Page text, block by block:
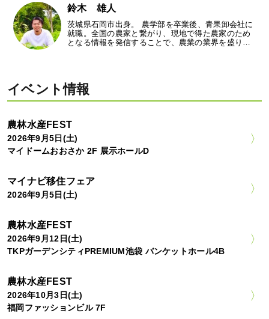
鈴木 雄人
茨城県石岡市出身。 農学部を卒業後、青果卸会社に
就職。全国の農家と繋がり、現地で得た農家のため
となる情報を発信することで、農業の業界を盛り…
イベント情報
農林水産FEST
2026年9月5日(土)
マイドームおおさか 2F 展示ホールD
マイナビ移住フェア
2026年9月5日(土)
農林水産FEST
2026年9月12日(土)
TKPガーデンシティPREMIUM池袋 バンケットホール4B
農林水産FEST
2026年10月3日(土)
福岡ファッションビル 7F